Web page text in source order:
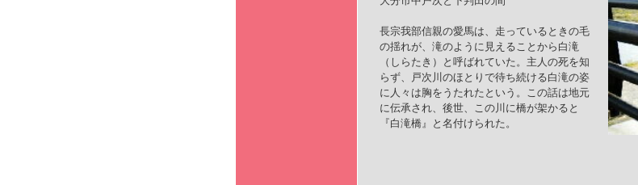
長宗我部信親の愛馬は、走っているときの毛
の揺れが、滝のように見えることから白滝
（しらたき）と呼ばれていた。主人の死を知
らず、戸次川のほとりで待ち続ける白滝の姿
に人々は胸をうたれたという。この話は地元
に伝承され、後世、この川に橋が架かると
『白滝橋』と名付けられた。